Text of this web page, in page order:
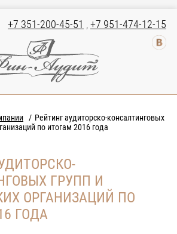
+7 351-200-45-51 ,+7 951-474-12-15
Рейтинг аудиторско-консалтинговых
по итогам 2016 года
ГРУПП И
ОРГАНИЗАЦИЙ ПО
ГОДА